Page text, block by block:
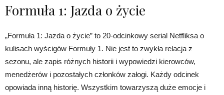
Formuła 1: Jazda o życie
„Formuła 1: Jazda o życie” to 20-odcinkowy serial Netfliksa o
kulisach wyścigów Formuły 1. Nie jest to zwykła relacja z
sezonu, ale zapis różnych historii i wypowiedzi kierowców,
menedżerów i pozostałych członków załogi. Każdy odcinek
opowiada inną historię. Wszystkim towarzyszą duże emocje i